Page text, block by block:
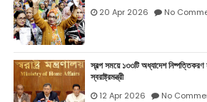
20 Apr 2026 No
স্বল্প সময়ে ১৩৩টি অধ্যাদেশ
স্বরাষ্ট্রমন্ত্রী
12 Apr 2026 No